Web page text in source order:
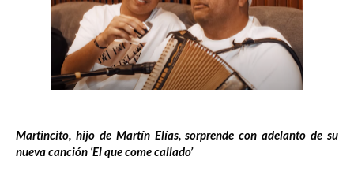
Martincito, hijo de Martín Elías, sorprende con adelanto de su
nueva canción ‘El que come callado’